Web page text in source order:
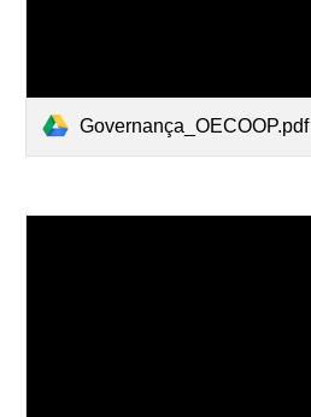
Governança_OECOOP.pdf